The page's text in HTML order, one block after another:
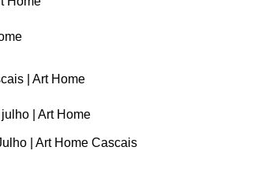
| Art Home
| Art Home
| Art Home Cascais